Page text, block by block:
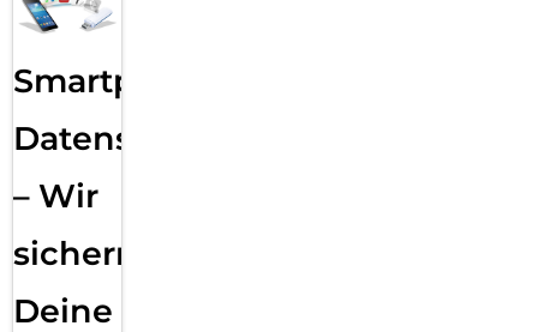
Smartphone
Datensicherung
– Wir
sichern
Deine